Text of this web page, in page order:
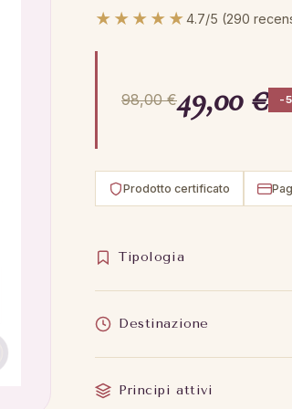
★★★★★4.7/5 (290
98,00 €49,00 € -
Prodotto certificato
Tipologia
Destinazione
Principi attivi